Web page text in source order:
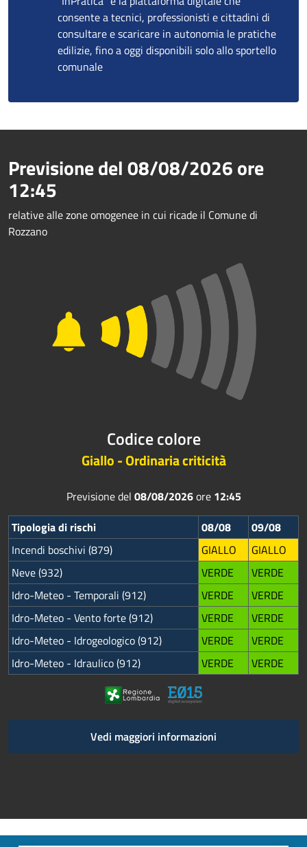
consente a tecnici, professionisti e cittadini di
consultare e scaricare in autonomia le pratiche
edilizie, fino a oggi disponibili solo allo sportello
comunale
Previsione del08/08/2026ore
12:45
relative alle zone omogenee in cui ricade il Comune di
Rozzano
Codice colore
Giallo - Ordinaria criticità
Previsione del 08/08/2026ore 12:45
Tipologia di rischi
08/08
09/08
Incendi boschivi (879)
GIALLO
GIALLO
Neve (932)
VERDE
VERDE
Idro-Meteo - Temporali (912)
VERDE
VERDE
Idro-Meteo - Vento forte (912)
VERDE
VERDE
Idro-Meteo - Idrogeologico (912)
VERDE
VERDE
Idro-Meteo - Idraulico (912)
VERDE VERDE
Vedi maggiori informazioni